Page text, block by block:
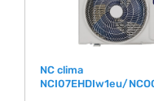
NC clima
NCI07EHDIw1eu/